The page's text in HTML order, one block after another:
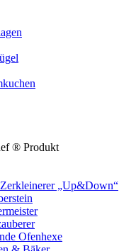
® Produkt
„Up&Down“
Ofenhexe